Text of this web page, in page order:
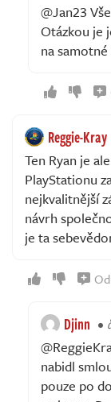
@Jan23
Otázkou je
na
Reggie-Kray
Ten Ryan je
PlayStationu
nejkvalitnější
návrh
je ta
Djinn
nabidl
pouze po